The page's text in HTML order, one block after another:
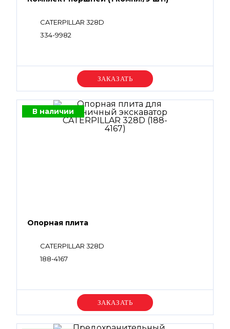
CATERPILLAR 328D
334-9982
Уточняйте цену
В наличии
Опорная плита
CATERPILLAR 328D
188-4167
Уточняйте цену